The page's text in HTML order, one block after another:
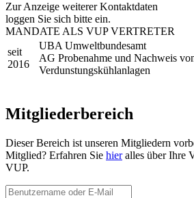
Zur Anzeige weiterer Kontaktdaten
loggen Sie sich bitte ein.
MANDATE ALS VUP VERTRETER
seit
2016
UBA Umweltbundesamt
AG Probenahme und Nachweis
Verdunstungskühlanlagen
Mitgliederbereich
Dieser Bereich ist unseren Mitgliedern
Mitglied? Erfahren Sie hieralles über Ihre
VUP.